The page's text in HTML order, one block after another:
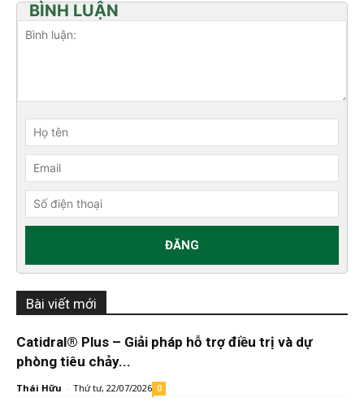
BÌNH LUẬN
Bài viết mới
Catidral® Plus – Giải pháp hỗ trợ điều trị và dự
phòng tiêu chảy...
Thái Hữu - Thứ tư, 22/07/2026 0